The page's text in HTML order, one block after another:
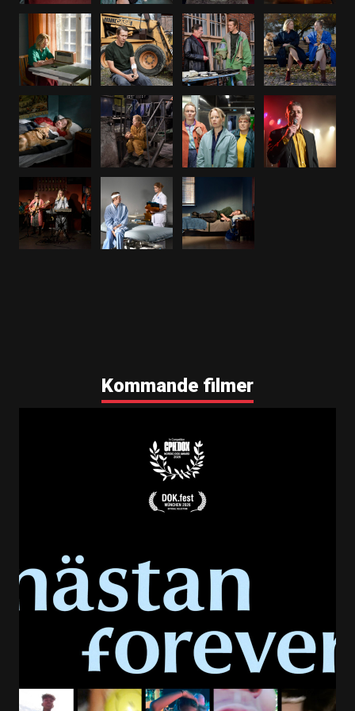
Höstlöv, Kort klipp, story
Höstlöv som faller, facebook
Höstlöv som faller, instagram
höstlöv som faller - story 1 biopremiär
höstlöv som faller - story 1 på bio nu
höstlöv som faller - story 2 biopremiär
höstlöv som faller - story 2 på bio nu
höstlöv som faller - story 3 biopremiär
höstlöv som faller - story 3 på bio nu
höstlöv som faller - story 4 biopremiär
höstlöv som faller - story 4 på bio nu
höstlöv som faller - story 5 biopremiär
höstlöv som faller - story 5 på bio nu
höstlöv som faller - teaser 4 på bio nu
Höstlöv som faller, affisch, a4, pdf, REC
Höstlöv som faller, affisch, a3, pdf, REC
Höstlöv som faller, affisch, a4, jpg, REC
Höstlöv som faller, affisch, a3, jpg, REC
Filmnummer
10070
Kommande filmer